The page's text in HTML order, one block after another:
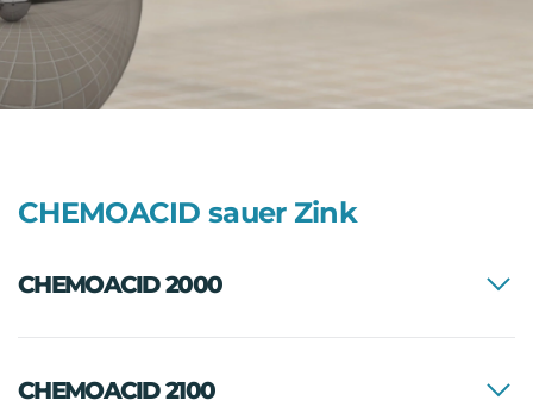
CHEMOACID sauer Zink
CHEMOACID 2000
CHEMOACID 2100